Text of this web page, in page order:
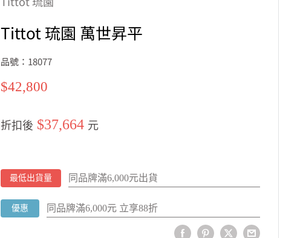
Tittot 琉園 萬世昇平
品號：18077
特
$42,800
折扣後 $37,664 元
最低出貨量 同品牌滿6,000元出貨
優惠 同品牌滿6,000元 立享88折